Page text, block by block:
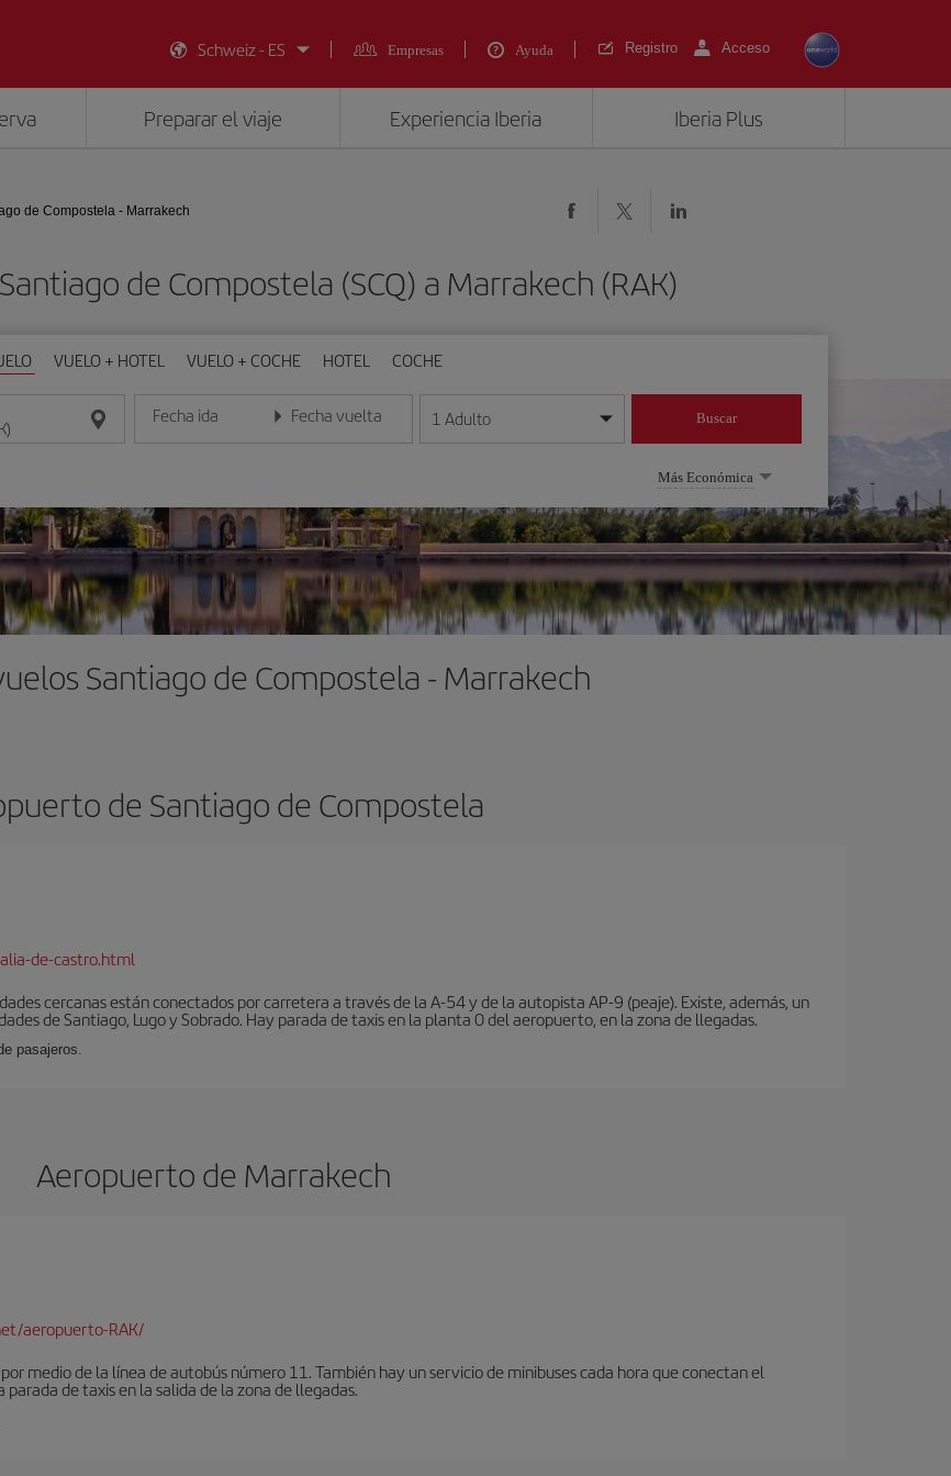
Schweiz - ES
Empresas Ayuda Registro Acceso
Preparar el viaje Experiencia Iberia Iberia Plus
de Compostela - Marrakech
de Compostela (SCQ) a Marrakech (RAK)
VUELO + HOTEL VUELO + COCHE HOTEL COCHE
Fecha ida
Introduce la fecha en formato día/mes/año
Fecha vuelta
Introduce la fecha en formato día/mes/año
1 Adulto Buscar
Más Económica
Santiago de Compostela - Marrakech
de Santiago de Compostela
de-castro.html
cercanas están conectados por carretera a través de la A-54 y de la autopista AP-9 (peaje). Existe, además, un
de Santiago, Lugo y Sobrado. Hay parada de taxis en la planta 0 del aeropuerto, en la zona de llegadas.
pasajeros.
Aeropuerto de Marrakech
aeropuerto-RAK/
medio de la línea de autobús número 11. También hay un servicio de minibuses cada hora que conectan el
de taxis en la salida de la zona de llegadas.